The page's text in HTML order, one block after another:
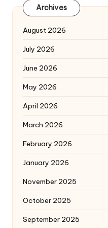
Archives
August 2026
July 2026
June 2026
May 2026
April 2026
March 2026
February 2026
January 2026
November 2025
October 2025
September 2025